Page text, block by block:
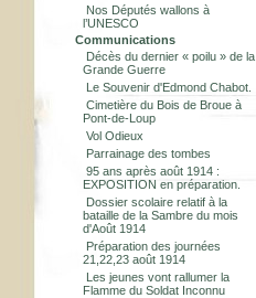
Nos Députés wallons à
l’UNESCO
Communications
Décès du dernier « poilu » de la
Grande Guerre
Le Souvenir d'Edmond Chabot.
Cimetière du Bois de Broue à
Pont-de-Loup
Vol Odieux
Parrainage des tombes
95 ans après août 1914 :
EXPOSITION en préparation.
Dossier scolaire relatif à la
bataille de la Sambre du mois
d'Août 1914
Préparation des journées
21,22,23 août 1914
Les jeunes vont rallumer la
Flamme du Soldat Inconnu